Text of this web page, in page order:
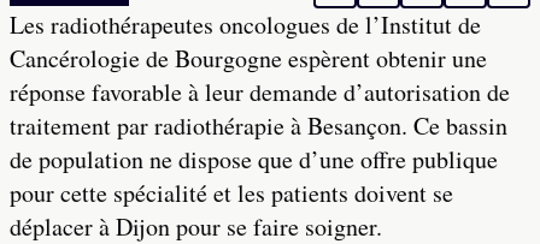
Les radiothérapeutes oncologues de l’Institut de
Cancérologie de Bourgogne espèrent obtenir une
réponse favorable à leur demande d’autorisation de
traitement par radiothérapie à Besançon. Ce bassin
de population ne dispose que d’une offre publique
pour cette spécialité et les patients doivent se
déplacer à Dijon pour se faire soigner.